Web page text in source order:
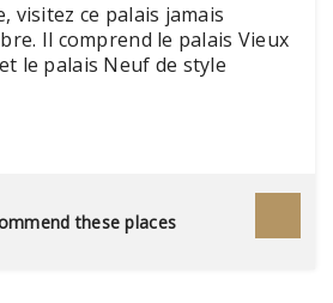
visitez ce palais jamais
Il comprend le palais Vieux
le palais Neuf de style
17e et 18e siècles. Il
siècle l'hôtel de Ville, le
these places